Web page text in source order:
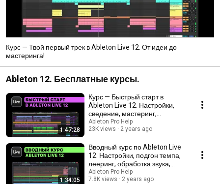
Курс — Твой первый трек в Ableton Live 12. От идеи до
мастеринга!
Ableton 12. Бесплатные курсы.
1:47:28
Курс — Быстрый старт в
Ableton Live 12. Настройки,
сведение, мастеринг,
обработка звука, Drum Rack
Ableton Pro Help
23K views
2 years ago
1:34:05
Вводный курс по Ableton Live
12. Настройки, подгон темпа,
лееринг, обработка звука,
мастеринг.
Ableton Pro Help
7.8K views
2 years ago